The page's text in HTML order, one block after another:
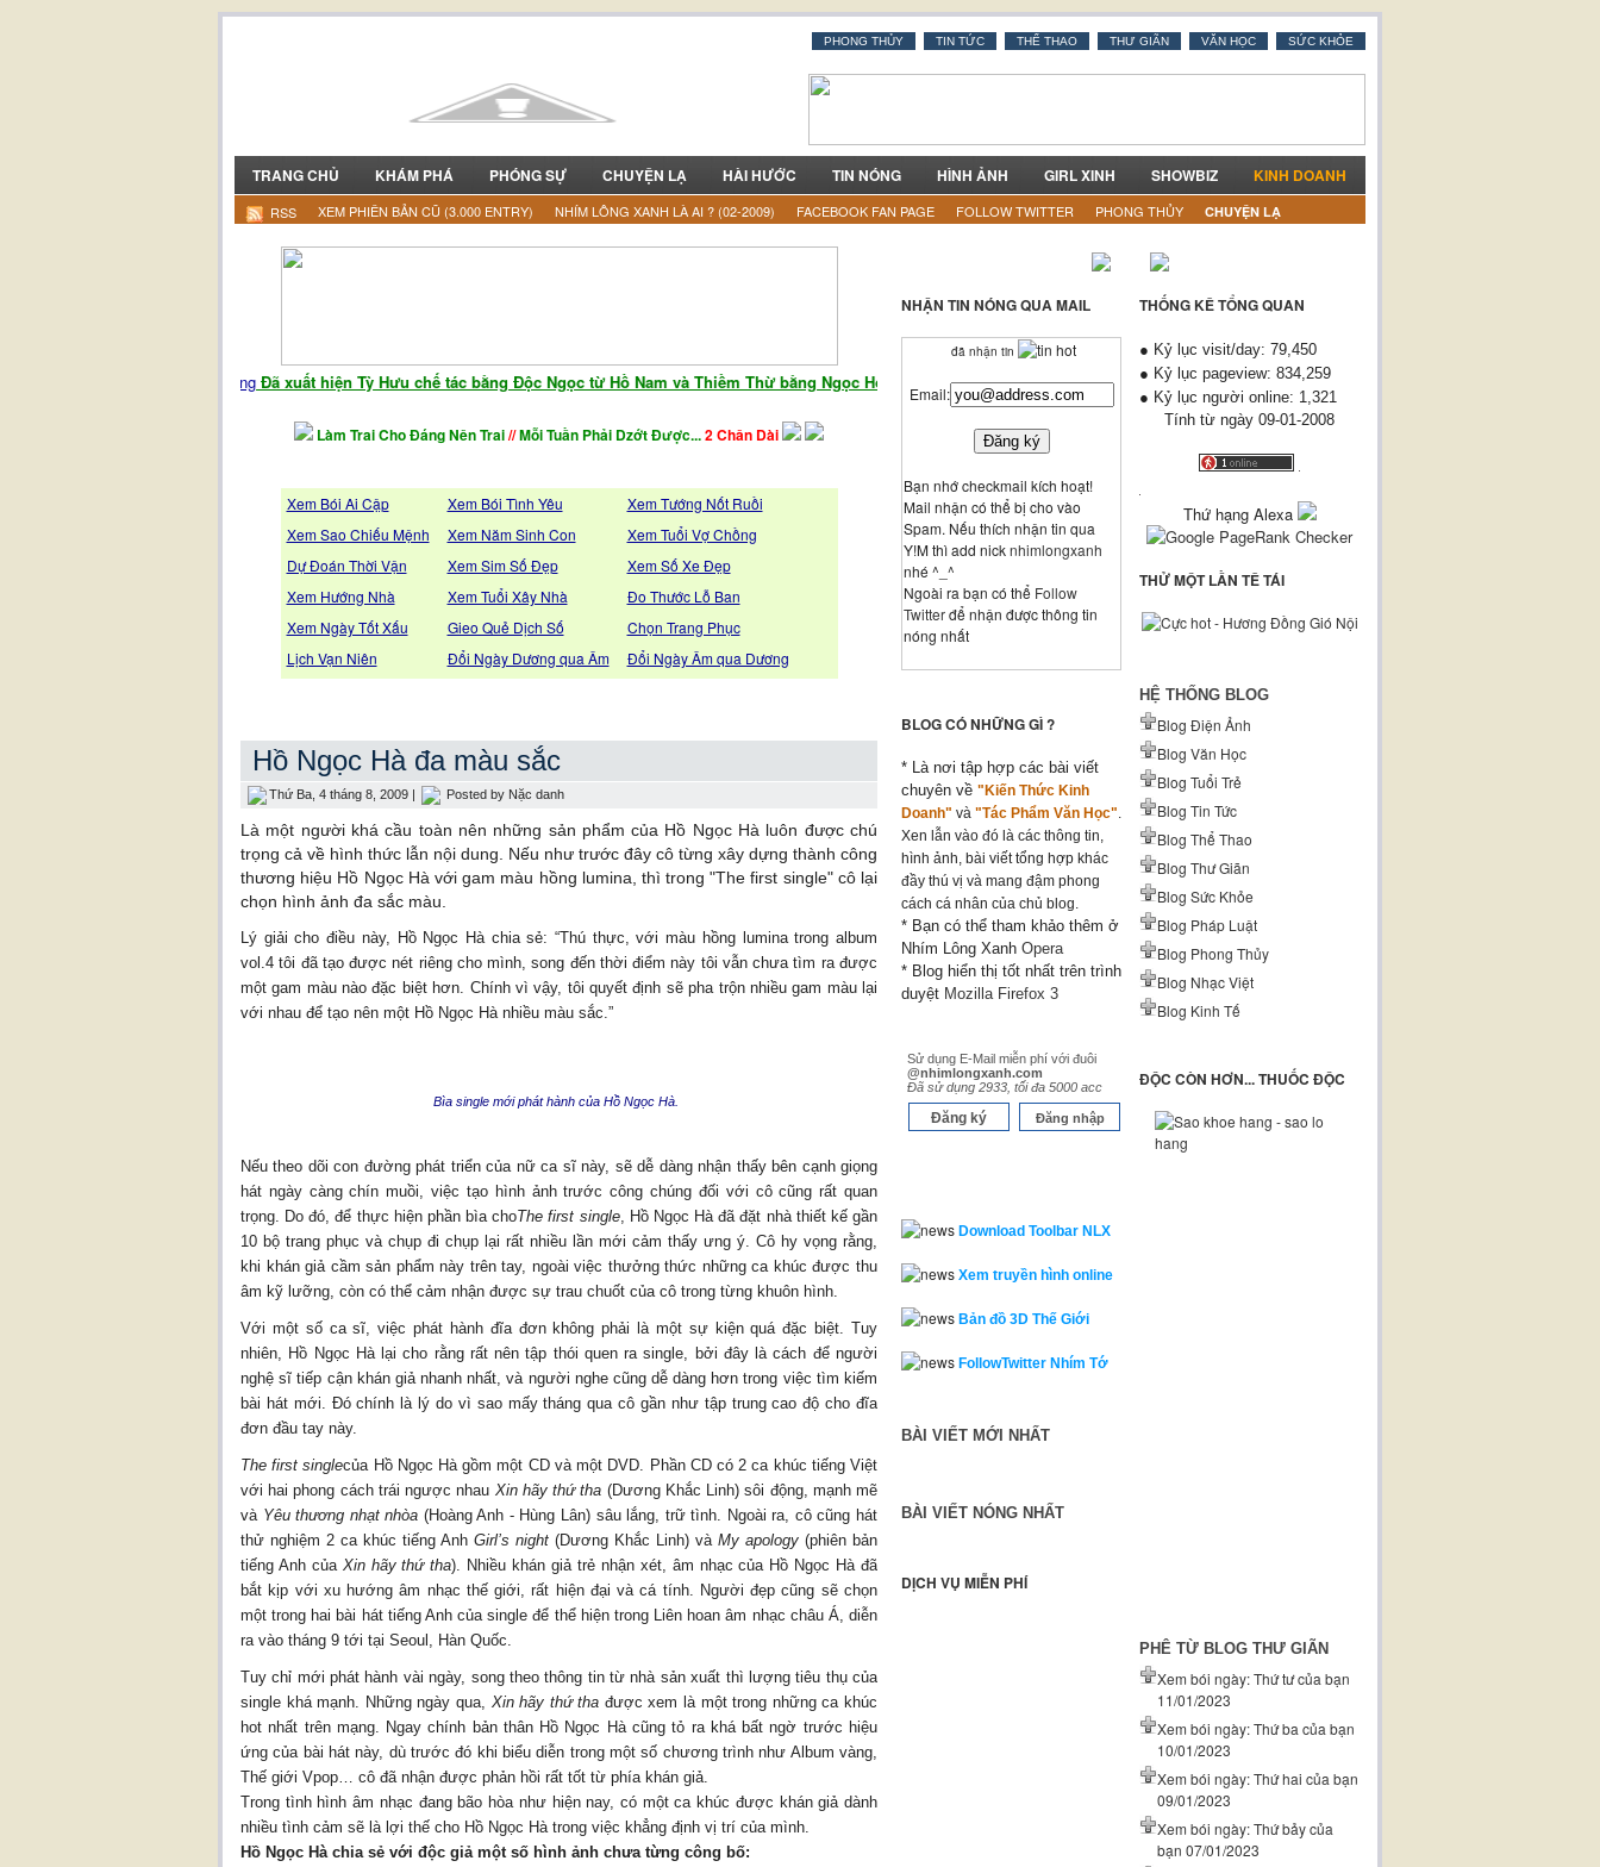
PHONG THỦY TIN TỨC THỂ THAO THƯ GIÃN VĂN HỌC SỨC KHỎE
TRANG CHỦ KHÁM PHÁ PHÓNG SỰ CHUYỆN LẠ HÀI HƯỚC TIN NÓNG HÌNH ẢNH GIRL XINH SHOWBIZ KINH DOANH
RSS XEM PHIÊN BẢN CŨ (3.000 ENTRY) NHÍM LÔNG XANH LÀ AI ? (02-2009) FACEBOOK FAN PAGE FOLLOW TWITTER PHONG THỦY CHUYỆN LẠ
Đã xuất hiện Tỳ Hưu chế tác bằng Độc Ngọc từ Hồ Nam và Thiềm Thừ bằng Ngọc Hoàng Long từ Tân Cương!!! Đến cửa hàng để xem tận mắt ^^
Làm Trai Cho Đáng Nên Trai//Mỗi Tuần Phải Dzớt Được...2 Chân Dài
Xem Bói Ai Cập Xem Bói Tình Yêu
Xem Tướng Nốt Ruồi
Xem Sao Chiếu Mệnh
Xem Năm Sinh Con
Xem Tuổi Vợ Chồng
Dự Đoán Thời Vận
Xem Sim Số Đẹp
Xem Số Xe Đẹp
Xem Hướng Nhà
Xem Tuổi Xây Nhà
Đo Thước Lỗ Ban
Xem Ngày Tốt Xấu
Gieo Quẻ Dịch Số
Chọn Trang Phục
Lịch Vạn Niên
Đổi Ngày Dương qua Âm Đổi Ngày Âm qua Dương
Hồ Ngọc Hà đa màu sắc
Thứ Ba, 4 tháng 8, 2009 | Posted by Nặc danh
Là một người khá cầu toàn nên những sản phẩm của Hồ Ngọc Hà luôn được chú
trọng cả về hình thức lẫn nội dung. Nếu như trước đây cô từng xây dựng thành công
thương hiệu Hồ Ngọc Hà với gam màu hồng lumina, thì trong "The first single" cô lại
chọn hình ảnh đa sắc màu.
Lý giải cho điều này, Hồ Ngọc Hà chia sẻ: “Thú thực, với màu hồng lumina trong album
vol.4 tôi đã tạo được nét riêng cho mình, song đến thời điểm này tôi vẫn chưa tìm ra được
một gam màu nào đặc biệt hơn. Chính vì vậy, tôi quyết định sẽ pha trộn nhiều gam màu lại
với nhau để tạo nên một Hồ Ngọc Hà nhiều màu sắc.”
Bìa single mới phát hành của Hồ Ngọc Hà.
Nếu theo dõi con đường phát triển của nữ ca sĩ này, sẽ dễ dàng nhận thấy bên cạnh giọng
hát ngày càng chín muồi, việc tạo hình ảnh trước công chúng đối với cô cũng rất quan
trọng. Do đó, để thực hiện phần bìa choThe first single, Hồ Ngọc Hà đã đặt nhà thiết kế gần
10 bộ trang phục và chụp đi chụp lại rất nhiều lần mới cảm thấy ưng ý. Cô hy vọng rằng,
khi khán giả cầm sản phẩm này trên tay, ngoài việc thưởng thức những ca khúc được thu
âm kỹ lưỡng, còn có thể cảm nhận được sự trau chuốt của cô trong từng khuôn hình.
Với một số ca sĩ, việc phát hành đĩa đơn không phải là một sự kiện quá đặc biệt. Tuy
nhiên, Hồ Ngọc Hà lại cho rằng rất nên tập thói quen ra single, bởi đây là cách để người
nghệ sĩ tiếp cận khán giả nhanh nhất, và người nghe cũng dễ dàng hơn trong việc tìm kiếm
bài hát mới. Đó chính là lý do vì sao mấy tháng qua cô gần như tập trung cao độ cho đĩa
đơn đầu tay này.
The first singlecủa Hồ Ngọc Hà gồm một CD và một DVD. Phần CD có 2 ca khúc tiếng Việt
với hai phong cách trái ngược nhau Xin hãy thứ tha (Dương Khắc Linh) sôi động, mạnh mẽ
và Yêu thương nhạt nhòa (Hoàng Anh - Hùng Lân) sâu lắng, trữ tình. Ngoài ra, cô cũng hát
thử nghiệm 2 ca khúc tiếng Anh Girl’s night (Dương Khắc Linh) và My apology (phiên bản
tiếng Anh của Xin hãy thứ tha). Nhiều khán giả trẻ nhận xét, âm nhạc của Hồ Ngọc Hà đã
bắt kịp với xu hướng âm nhạc thế giới, rất hiện đại và cá tính. Người đẹp cũng sẽ chọn
một trong hai bài hát tiếng Anh của single để thể hiện trong Liên hoan âm nhạc châu Á, diễn
ra vào tháng 9 tới tại Seoul, Hàn Quốc.
Tuy chỉ mới phát hành vài ngày, song theo thông tin từ nhà sản xuất thì lượng tiêu thụ của
single khá mạnh. Những ngày qua, Xin hãy thứ tha được xem là một trong những ca khúc
hot nhất trên mạng. Ngay chính bản thân Hồ Ngọc Hà cũng tỏ ra khá bất ngờ trước hiệu
ứng của bài hát này, dù trước đó khi biểu diễn trong một số chương trình như Album vàng,
Thế giới Vpop… cô đã nhận được phản hồi rất tốt từ phía khán giả.
Trong tình hình âm nhạc đang bão hòa như hiện nay, có một ca khúc được khán giả dành
nhiều tình cảm sẽ là lợi thế cho Hồ Ngọc Hà trong việc khẳng định vị trí của mình.
Hồ Ngọc Hà chia sẻ với độc giả một số hình ảnh chưa từng công bố:
NHẬN TIN NÓNG QUA MAIL
đã nhận tin
Email:
Bạn nhớ checkmail kích hoạt!
Mail nhận có thể bị cho vào
Spam. Nếu thích nhận tin qua
Y!M thì add nicknhimlongxanh
nhé ^_^
Ngoài ra bạn có thể Follow
Twitterđể nhận được thông tin
nóng nhất
BLOG CÓ NHỮNG GÌ ?
* Là nơi tập hợp các bài viết
chuyên về "Kiến Thức Kinh
Doanh" và "Tác Phẩm Văn Học".
Xen lẫn vào đó là các thông tin,
hình ảnh, bài viết tổng hợp khác
đầy thú vị và mang đậm phong
cách cá nhân của chủ blog.
* Bạn có thể tham khảo thêm ở
Nhím Lông Xanh Opera
* Blog hiển thị tốt nhất trên trình
duyệt Mozilla Firefox 3
Sử dụng E-Mail miễn phí với đuôi
@nhimlongxanh.com
Đã sử dụng 2933, tối đa 5000 acc
Đăng ký Đăng nhập
Download Toolbar NLX
Xem truyền hình online
Bản đồ 3D Thế Giới
FollowTwitter Nhím Tớ
BÀI VIẾT MỚI NHẤT
BÀI VIẾT NÓNG NHẤT
DỊCH VỤ MIỄN PHÍ
THỐNG KÊ TỔNG QUAN
● Kỷ lục visit/day: 79,450
● Kỷ lục pageview: 834,259
● Kỷ lục người online: 1,321
Tính từ ngày 09-01-2008
Thứ hạng Alexa
THỬ MỘT LẦN TÊ TÁI
HỆ THỐNG BLOG
Blog Điện Ảnh
Blog Văn Học
Blog Tuổi Trẻ
Blog Tin Tức
Blog Thể Thao
Blog Thư Giãn
Blog Sức Khỏe
Blog Pháp Luật
Blog Phong Thủy
Blog Nhạc Việt
Blog Kinh Tế
ĐỘC CÒN HƠN... THUỐC ĐỘC
PHÊ TỪ BLOG THƯ GIÃN
Xem bói ngày: Thứ tư của bạn
11/01/2023
Xem bói ngày: Thứ ba của bạn
10/01/2023
Xem bói ngày: Thứ hai của bạn
09/01/2023
Xem bói ngày: Thứ bảy của
bạn 07/01/2023